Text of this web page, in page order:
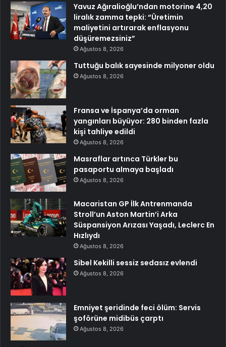
Yavuz Ağıralioğlu’ndan motorine 4,20
liralık zamma tepki: “Üretimin
maliyetini artırarak enflasyonu
düşüremezsiniz”
Ağustos 8, 2026
Tuttuğu balık sayesinde milyoner oldu
Ağustos 8, 2026
Fransa ve İspanya’da orman
yangınları büyüyor: 280 binden fazla
kişi tahliye edildi
Ağustos 8, 2026
Masraflar artınca Türkler bu
pasaportu almaya başladı
Ağustos 8, 2026
Macaristan GP İlk Antrenmanda
Stroll’un Aston Martin’i Arka
Süspansiyon Arızası Yaşadı, Leclerc En
Hızlıydı
Ağustos 8, 2026
Sibel Kekilli sessiz sedasız evlendi
Ağustos 8, 2026
Emniyet şeridinde feci ölüm: Servis
şoförüne midibüs çarptı
Ağustos 8, 2026